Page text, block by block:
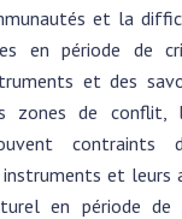
et la
en période de
et des
zones de conflit,
instruments et leurs
en période